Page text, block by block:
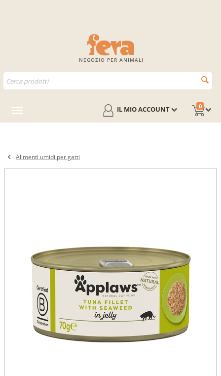
NEGOZIO PER ANIMALI
0
IL MIO ACCOUNT
Alimenti umidi per gatti